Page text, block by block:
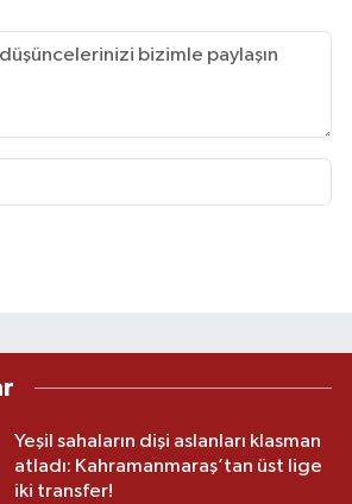
Yeşil sahaların dişi aslanları klasman
atladı: Kahramanmaraş’tan üst lige
iki transfer!